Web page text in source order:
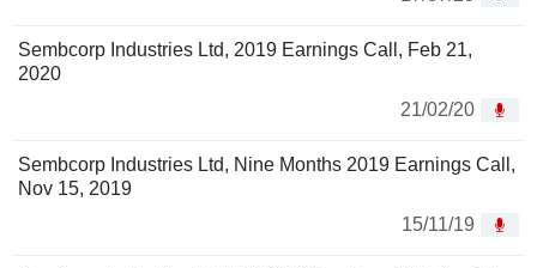
Sembcorp Industries Ltd, 2019 Earnings Call, Feb 21,
2020
21/02/20
Sembcorp Industries Ltd, Nine Months 2019 Earnings Call,
Nov 15, 2019
15/11/19